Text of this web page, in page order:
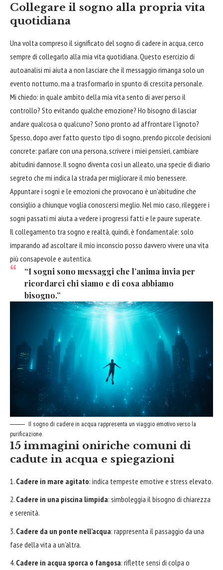
Collegare il sogno alla propria vita
quotidiana
Una volta compreso il significato del sogno di cadere in acqua, cerco
sempre di collegarlo alla mia vita quotidiana. Questo esercizio di
autoanalisi mi aiuta a non lasciare che il messaggio rimanga solo un
evento notturno, ma a trasformarlo in spunto di crescita personale.
Mi chiedo: in quale ambito della mia vita sento di aver perso il
controllo? Sto evitando qualche emozione? Ho bisogno di lasciar
andare qualcosa o qualcuno? Sono pronto ad affrontare l’ignoto?
Spesso, dopo aver fatto questo tipo di sogno, prendo piccole decisioni
concrete: parlare con una persona, scrivere i miei pensieri, cambiare
abitudini dannose. Il sogno diventa così un alleato, una specie di diario
segreto che mi indica la strada per migliorare il mio benessere.
Appuntare i sogni e le emozioni che provocano è un’abitudine che
consiglio a chiunque voglia conoscersi meglio. Nel mio caso, rileggere i
sogni passati mi aiuta a vedere i progressi fatti e le paure superate.
Il collegamento tra sogno e realtà, quindi, è fondamentale: solo
imparando ad ascoltare il mio inconscio posso davvero vivere una vita
più consapevole e autentica.
“I sogni sono messaggi che l’anima invia per
ricordarci chi siamo e di cosa abbiamo
bisogno.”
Il sogno di cadere in acqua rappresenta un viaggio emotivo verso la
purificazione.
15 immagini oniriche comuni di
cadute in acqua e spiegazioni
Cadere in mare agitato: indica tempeste emotive e stress elevato.
Cadere in una piscina limpida: simboleggia il bisogno di chiarezza
e serenità.
Cadere da un ponte nell’acqua: rappresenta il passaggio da una
fase della vita a un’altra.
Cadere in acqua sporca o fangosa: riflette sensi di colpa o